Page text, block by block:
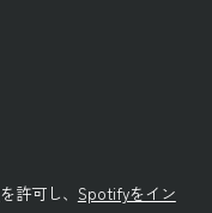
を許可し、 Spotifyをイン